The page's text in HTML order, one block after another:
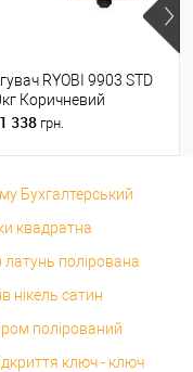
RYOBI 9903 STD
Коричневий
1 338 грн.
Бухгалтерський
квадратна
латунь полірована
нікель сатин
полірований
ключ - ключ